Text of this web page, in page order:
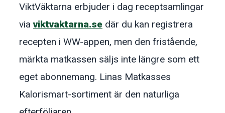
ViktVäktarna erbjuder i dag receptsamlingar
viaviktvaktarna.se där du kan registrera
recepten i WW-appen, men den fristående,
märkta matkassen säljs inte längre som ett
eget abonnemang. Linas Matkasses
Kalorismart-sortiment är den naturliga